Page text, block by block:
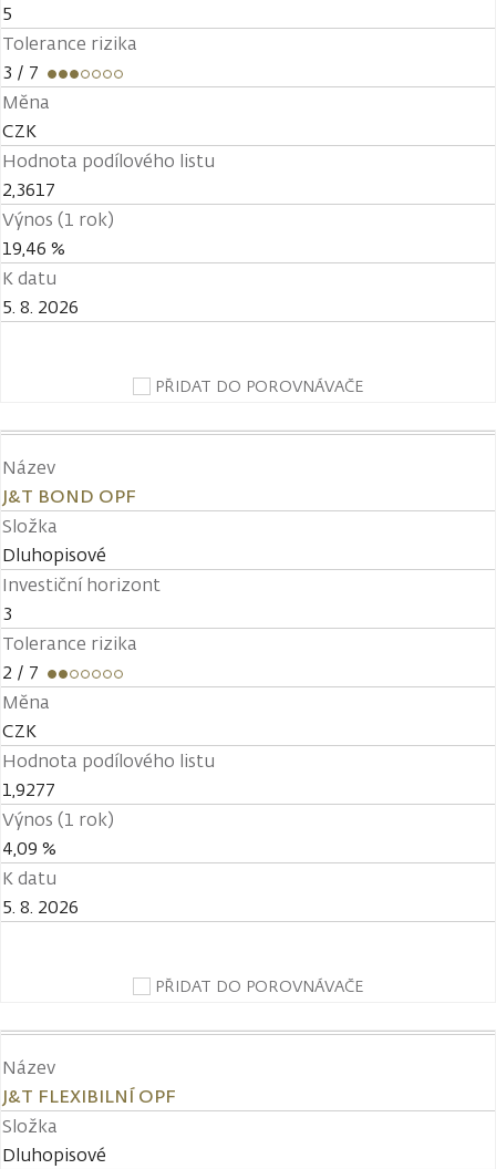
5
Tolerance rizika
3 / 7
Měna
CZK
Hodnota podílového listu
2,3617
Výnos (1 rok)
19,46 %
K datu
5. 8. 2026
PŘIDAT DO POROVNÁVAČE
Název
J&T BOND OPF
Složka
Dluhopisové
Investiční horizont
3
Tolerance rizika
2 / 7
Měna
CZK
Hodnota podílového listu
1,9277
Výnos (1 rok)
4,09 %
K datu
5. 8. 2026
PŘIDAT DO POROVNÁVAČE
Název
J&T FLEXIBILNÍ OPF
Složka
Dluhopisové